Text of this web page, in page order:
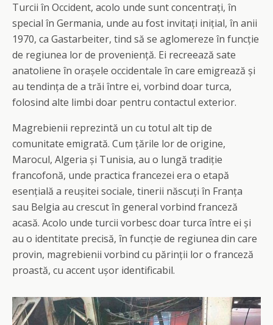
Turcii în Occident, acolo unde sunt concentrați, în
special în Germania, unde au fost invitați inițial, în anii
1970, ca Gastarbeiter, tind să se aglomereze în funcție
de regiunea lor de proveniență. Ei recreează sate
anatoliene în orașele occidentale în care emigrează și
au tendința de a trăi între ei, vorbind doar turca,
folosind alte limbi doar pentru contactul exterior.
Magrebienii reprezintă un cu totul alt tip de
comunitate emigrată. Cum țările lor de origine,
Marocul, Algeria și Tunisia, au o lungă tradiție
francofonă, unde practica francezei era o etapă
esențială a reușitei sociale, tinerii născuți în Franța
sau Belgia au crescut în general vorbind franceză
acasă. Acolo unde turcii vorbesc doar turca între ei și
au o identitate precisă, în funcție de regiunea din care
provin, magrebienii vorbind cu părinții lor o franceză
proastă, cu accent ușor identificabil.